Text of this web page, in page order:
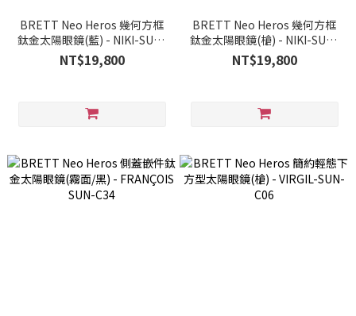
BRETT Neo Heros 幾何方框
鈦金太陽眼鏡(藍) - NIKI-SUN-
C04
NT$19,800
BRETT Neo Heros 幾何方框
鈦金太陽眼鏡(槍) - NIKI-SUN-
C06
NT$19,800